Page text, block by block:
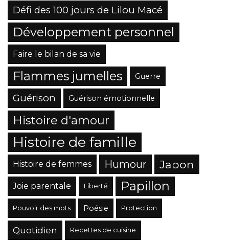
Défi des 100 jours de Lilou Macé
Développement personnel
Faire le bilan de sa vie
Flammes jumelles Guerre
Guérison Guérison émotionnelle
Histoire d'amour
Histoire de famille
Histoire de femmes Humour Japon
Joie parentale Liberté Papillon
Pouvoir des mots Poésie Protection
Quotidien Recettes de cuisine